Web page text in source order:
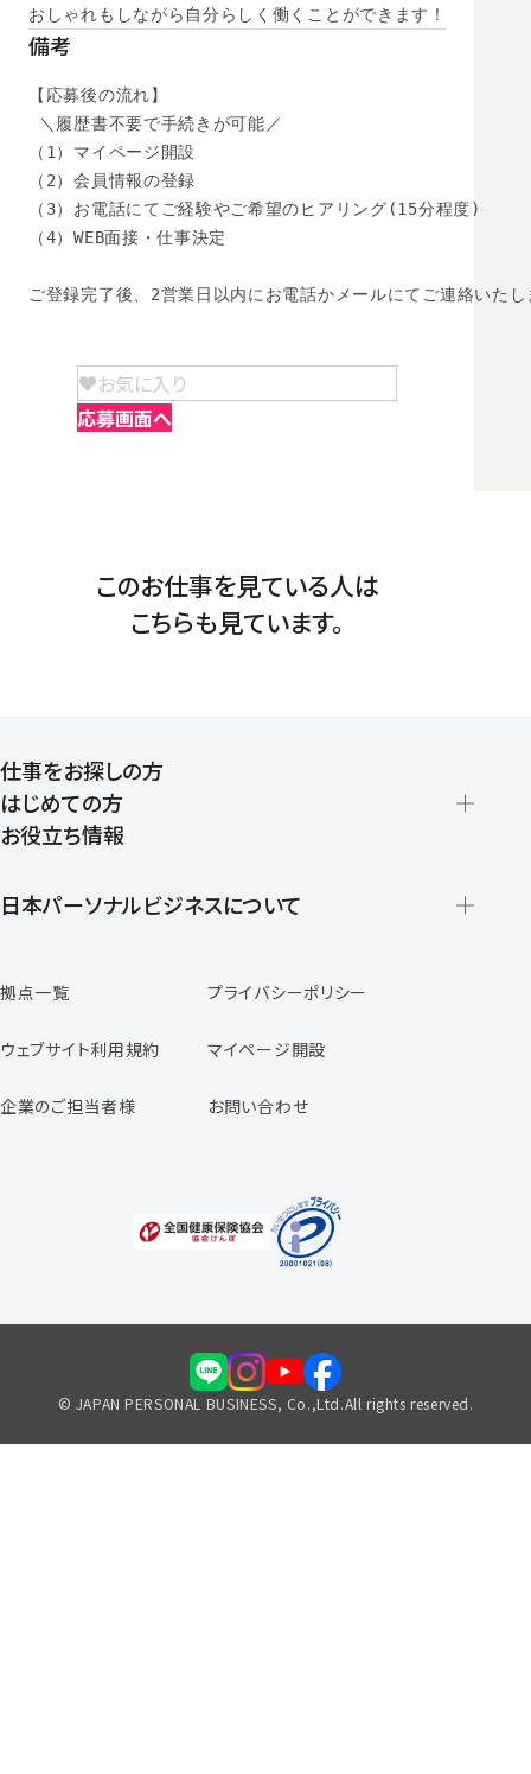
おしゃれもしながら自分らしく働くことができます！
備考
【応募後の流れ】
＼履歴書不要で手続きが可能／
（1）マイページ開設
（2）会員情報の登録
（3）お電話にてご経験やご希望のヒアリング(15分程度)
（4）WEB面接・仕事決定
ご登録完了後、2営業日以内にお電話かメールにてご連絡いたし
お気に入り
応募画面へ
このお仕事を見ている人は
こちらも見ています。
仕事をお探しの方
はじめての方
登録から就業開始までの流れ
お役立ち情報
日本パーソナルビジネスについて
スタッフの声
専任コンサルタントの声
福利厚生のご案内
拠点一覧 プライバシーポリシー
ウェブサイト利用規約 マイページ開設
企業のご担当者様 お問い合わせ
© JAPAN PERSONAL BUSINESS, Co.,Ltd.All rights reserved.